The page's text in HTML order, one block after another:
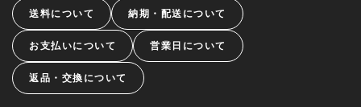
送料について 納期・配送について
お支払いについて 営業日について
返品・交換について